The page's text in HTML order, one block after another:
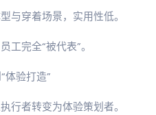
与穿着场景，实用性低。
工完全“被代表”。
体验打造”
行者转变为体验策划者。